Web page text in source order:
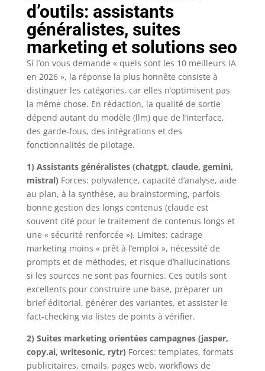
d’outils: assistants
généralistes, suites
marketing et solutions seo
Si l’on vous demande « quels sont les 10 meilleurs IA
en 2026 », la réponse la plus honnête consiste à
distinguer les catégories, car elles n’optimisent pas
la même chose. En rédaction, la qualité de sortie
dépend autant du modèle (llm) que de l’interface,
des garde-fous, des intégrations et des
fonctionnalités de pilotage.
1) Assistants généralistes (chatgpt, claude, gemini,
mistral) Forces: polyvalence, capacité d’analyse, aide
au plan, à la synthèse, au brainstorming, parfois
bonne gestion des longs contenus (claude est
souvent cité pour le traitement de contenus longs et
une « sécurité renforcée »). Limites: cadrage
marketing moins « prêt à l’emploi », nécessité de
prompts et de méthodes, et risque d’hallucinations
si les sources ne sont pas fournies. Ces outils sont
excellents pour construire une base, préparer un
brief éditorial, générer des variantes, et assister le
fact-checking via listes de points à vérifier.
2) Suites marketing orientées campagnes (jasper,
copy.ai, writesonic, rytr) Forces: templates, formats
publicitaires, emails, pages web, workflows de